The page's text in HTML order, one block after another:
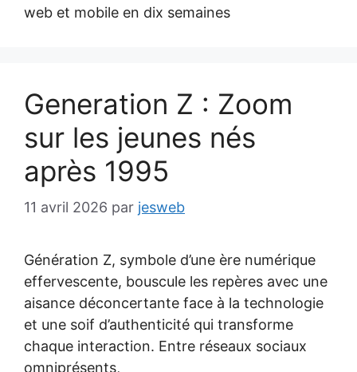
web et mobile en dix semaines
Generation Z : Zoom
sur les jeunes nés
après 1995
11 avril 2026 par jesweb
Génération Z, symbole d’une ère numérique
effervescente, bouscule les repères avec une
aisance déconcertante face à la technologie
et une soif d’authenticité qui transforme
chaque interaction. Entre réseaux sociaux
omniprésents,